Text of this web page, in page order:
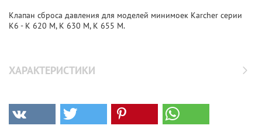
Клапан сброса давления для моделей минимоек Karcher серии
K6 - K 620 M, K 630 M, K 655 M.
ХАРАКТЕРИСТИКИ